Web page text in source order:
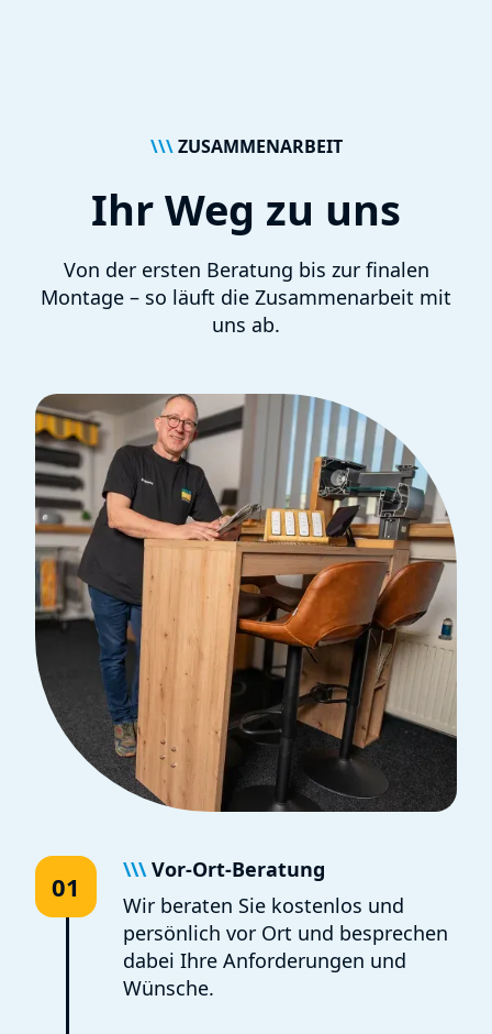
\\\ZUSAMMENARBEIT
Ihr Weg zu uns
Von der ersten Beratung bis zur finalen
Montage – so läuft die Zusammenarbeit mit
uns ab.
01
\\\Vor-Ort-Beratung
Wir beraten Sie kostenlos und
persönlich vor Ort und besprechen
dabei Ihre Anforderungen und
Wünsche.